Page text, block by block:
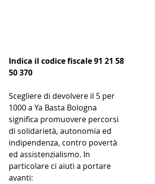
Indica il codice fiscale 91 21 58
50 370
Scegliere di devolvere il 5 per
1000 a Ya Basta Bologna
significa promuovere percorsi
di solidarietà, autonomia ed
indipendenza, contro povertà
ed assistenzialismo. In
particolare ci aiuti a portare
avanti: